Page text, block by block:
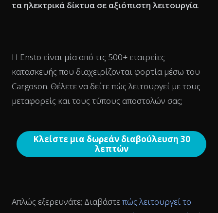
τα ηλεκτρικά δίκτυα σε αξιόπιστη λειτουργία.
Η Ensto είναι μία από τις 500+ εταιρείες
κατασκευής που διαχειρίζονται φορτία μέσω του
Cargoson. Θέλετε να δείτε πώς λειτουργεί με τους
μεταφορείς και τους τύπους αποστολών σας;
Κλείστε μια δωρεάν διαβούλευση 30
λεπτών
Απλώς εξερευνάτε; Διαβάστεπώς λειτουργεί το